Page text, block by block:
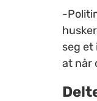
-
seg
at når